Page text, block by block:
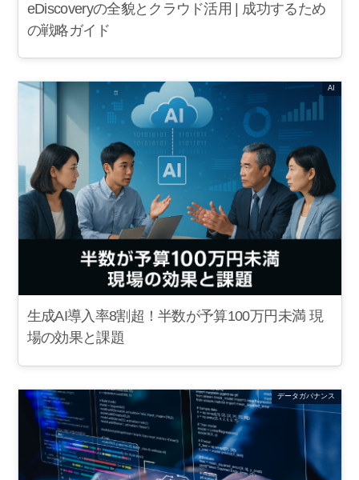
eDiscoveryの全貌とクラウド活用 | 成功するため
の戦略ガイド
AI
生成AI導入率8割超！半数が予算100万円未満 現
場の効果と課題
データガバナンス